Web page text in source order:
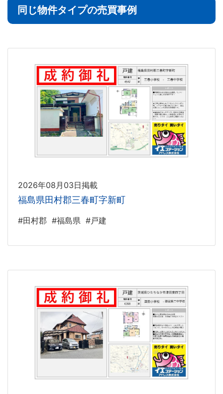
同じ物件タイプの売買事例
2026年08月03日掲載
福島県田村郡三春町字新町
#田村郡 #福島県 #戸建